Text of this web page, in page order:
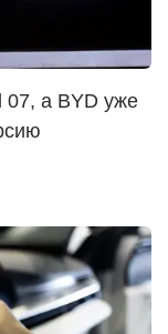
07, а BYD уже